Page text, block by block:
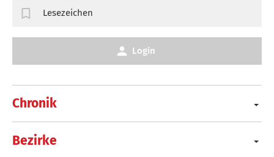
Chronik
Bezirke
Lesezeichen
Login